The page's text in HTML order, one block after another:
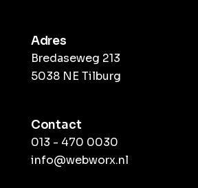
Adres
Bredaseweg 213
5038 NE Tilburg
Contact
013 - 470 0030
info@webworx.nl